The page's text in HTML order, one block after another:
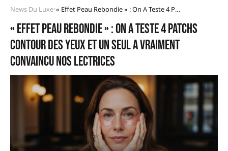
News Du Luxe• « Effet Peau Rebondie » : On A Teste 4 Patchs Contour Des Yeux Et Un Seul A Vraiment Convaincu Nos Lectrices
« Effet peau rebondie » : on a teste 4 patchs
contour des yeux et un seul a vraiment
convaincu nos lectrices